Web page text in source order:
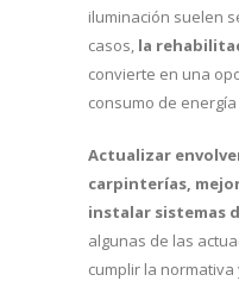
iluminación suelen
casos, la
convierte en una
consumo de energía
Actualizar
carpinterías,
instalar sistemas
algunas de las
cumplir la